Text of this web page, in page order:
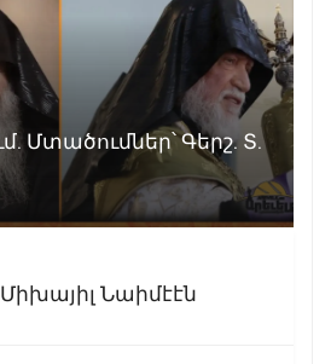
Մտածումներ՝ Գերշ. Տ.
Նաիմէէն